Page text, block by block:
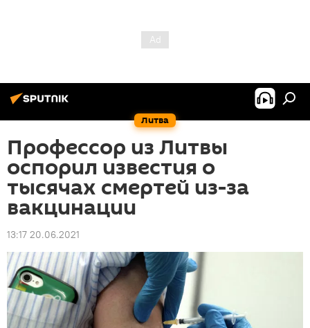
Литва
Профессор из Литвы
оспорил известия о
тысячах смертей из-за
вакцинации
13:17 20.06.2021